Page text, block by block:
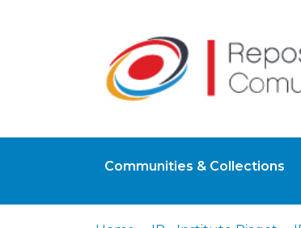
Communities & Collections